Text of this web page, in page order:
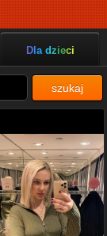
Dla dzieci
szukaj